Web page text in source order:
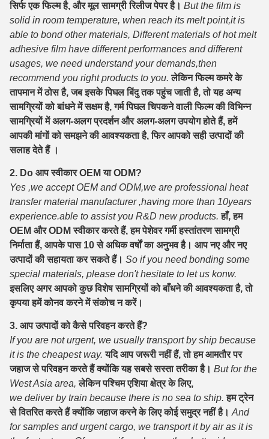
सिर्फ एक फिल्म है, और मूल सामग्री रिलीज पेपर है। But the film is
solid in room temperature, when reach its melt point,it is
able to bond other materials, Different materials of hot melt
adhesive film have different performances and different
usages, we need understand your demands,then
recommend you right products to you. लेकिन फिल्म कमरे के
तापमान में ठोस है, जब इसके पिघल बिंदु तक पहुंच जाती है, तो यह अन्य
सामग्रियों को बांधने में सक्षम है, गर्म पिघल चिपकने वाली फिल्म की विभिन्न
सामग्रियों में अलग-अलग प्रदर्शन और अलग-अलग उपयोग होते हैं, हमें
आपकी मांगों को समझने की आवश्यकता है, फिर आपको सही उत्पादों की
सलाह देते हैं ।
2. Do आप स्वीकार OEM या ODM?
Yes ,we accept OEM and ODM,we are professional heat
transfer material manufacturer ,having more than 10years
experience.able to assist you R&D new products. हाँ, हम
OEM और ODM स्वीकार करते हैं, हम पेशेवर गर्मी हस्तांतरण सामग्री
निर्माता हैं, आपके पास 10 से अधिक वर्षों का अनुभव है। आप नए और नए
उत्पादों की सहायता कर सकते हैं। So if you need bonding some
special materials, please don't hesitate to let us konw.
इसलिए अगर आपको कुछ विशेष सामग्रियों को बाँधने की आवश्यकता है, तो
कृपया हमें कोनव करने में संकोच न करें।
3. आप उत्पादों को कैसे परिवहन करते हैं?
If you are not urgent, we usually transport by ship because
it is the cheapest way. यदि आप जरूरी नहीं हैं, तो हम आमतौर पर
जहाज से परिवहन करते हैं क्योंकि यह सबसे सस्ता तरीका है। But for the
West Asia area, लेकिन पश्चिम एशिया क्षेत्र के लिए,
we deliver by train because there is no sea to ship. हम ट्रेन
से वितरित करते हैं क्योंकि जहाज करने के लिए कोई समुद्र नहीं है। And
for samples and urgent cargo, we transport it by air as it is